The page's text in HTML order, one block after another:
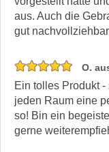
aus. Auch die
gut
O.
Ein tolles Produkt
jeden Raum eine
so! Bin ein
gerne